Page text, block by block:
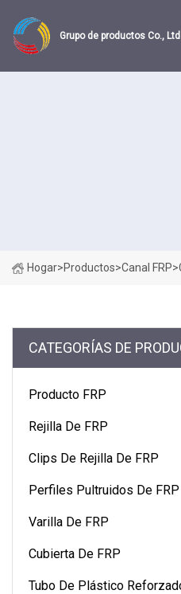
Grupo de productos Co.,
Hogar>Productos>Canal FRP>
CATEGORÍAS DE
Producto FRP
Rejilla De FRP
Clips De Rejilla De FRP
Perfiles Pultruidos De FRP
Varilla De FRP
Cubierta De FRP
Tubo De Plástico